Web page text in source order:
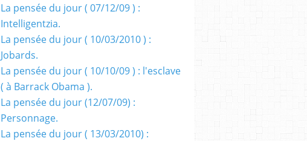
La pensée du jour ( 07/12/09 ) :
Intelligentzia.
La pensée du jour ( 10/03/2010 ) :
Jobards.
La pensée du jour ( 10/10/09 ) : l'esclave
( à Barrack Obama ).
La pensée du jour (12/07/09) :
Personnage.
La pensée du jour ( 13/03/2010) :